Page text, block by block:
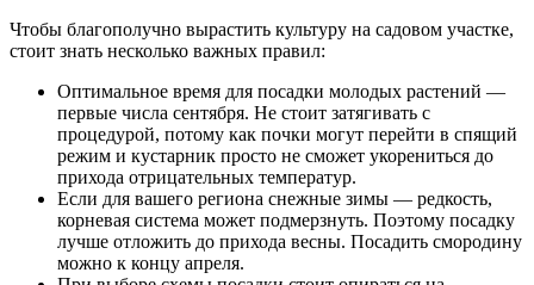
Чтобы благополучно вырастить культуру на садовом участке,
стоит знать несколько важных правил:
Оптимальное время для посадки молодых растений —
первые числа сентября. Не стоит затягивать с
процедурой, потому как почки могут перейти в спящий
режим и кустарник просто не сможет укорениться до
прихода отрицательных температур.
Если для вашего региона снежные зимы — редкость,
корневая система может подмерзнуть. Поэтому посадку
лучше отложить до прихода весны. Посадить смородину
можно к концу апреля.